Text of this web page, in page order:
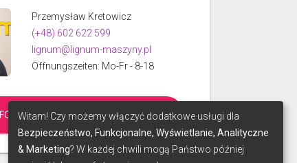
Przemysław Kretowicz
(+48) 602 622 599
lignum@lignum-maszyny.pl
Öffnungszeiten: Mo-Fr - 8-18
FORDERN SIE EIN ANGEBOT AN
Witam! Czy możemy włączyć dodatkowe usługi dla
Bezpieczeństwo, Funkcjonalne, Wyświetlanie, Analityczne
& Marketing? W każdej chwili mogą Państwo później